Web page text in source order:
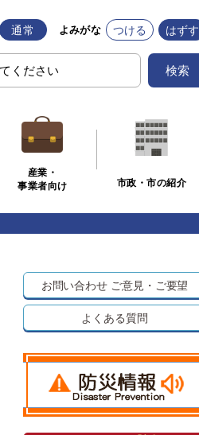
通常 よみがな つける はずす
検索
産業・
事業者向け
市政・市の紹介
お問い合わせ ご意見・ご要望
よくある質問